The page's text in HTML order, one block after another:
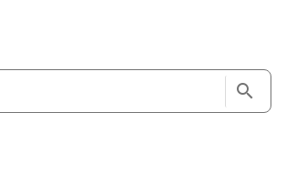
search